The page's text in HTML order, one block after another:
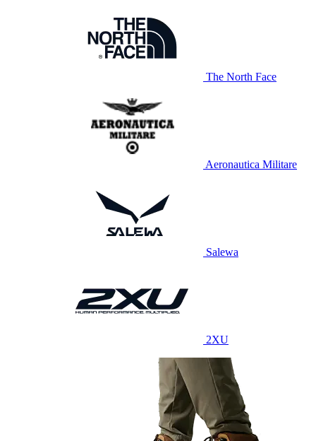
The North Face
Aeronautica Militare
Salewa
2XU